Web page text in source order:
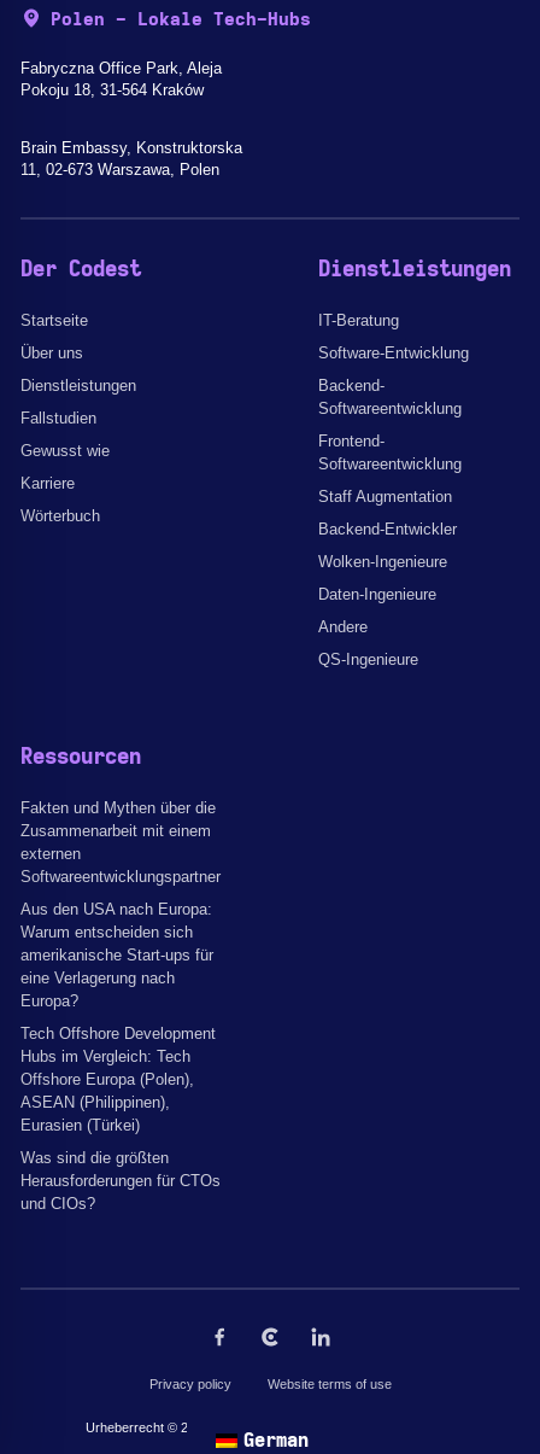
Polen - Lokale Tech-Hubs
Fabryczna Office Park, Aleja
Pokoju 18, 31-564 Kraków
Brain Embassy, Konstruktorska
11, 02-673 Warszawa, Polen
Der Codest
Startseite
Über uns
Dienstleistungen
Fallstudien
Gewusst wie
Karriere
Wörterbuch
Dienstleistungen
IT-Beratung
Software-Entwicklung
Backend-
Softwareentwicklung
Frontend-
Softwareentwicklung
Staff Augmentation
Backend-Entwickler
Wolken-Ingenieure
Daten-Ingenieure
Andere
QS-Ingenieure
Ressourcen
Fakten und Mythen über die
Zusammenarbeit mit einem
externen
Softwareentwicklungspartner
Aus den USA nach Europa:
Warum entscheiden sich
amerikanische Start-ups für
eine Verlagerung nach
Europa?
Tech Offshore Development
Hubs im Vergleich: Tech
Offshore Europa (Polen),
ASEAN (Philippinen),
Eurasien (Türkei)
Was sind die größten
Herausforderungen für CTOs
und CIOs?
Privacy policy Website terms of use
Urheberrecht © 2026 von The Codest. Alle Rechte vorbehalten.
German